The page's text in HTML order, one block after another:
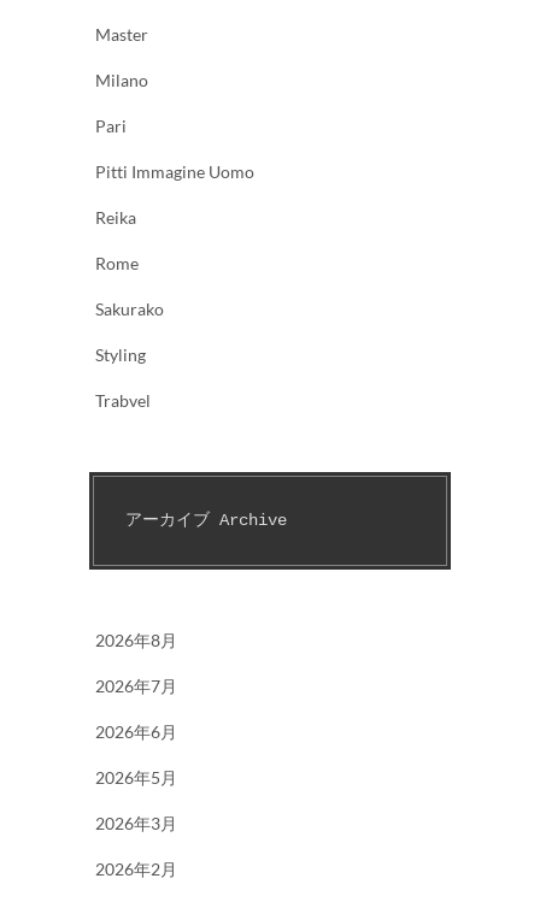
Master
Milano
Pari
Pitti Immagine Uomo
Reika
Rome
Sakurako
Styling
Trabvel
アーカイブ Archive
2026年8月
2026年7月
2026年6月
2026年5月
2026年3月
2026年2月